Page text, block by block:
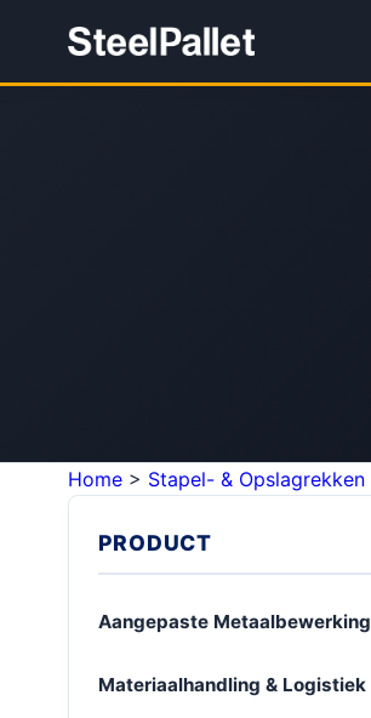
Home > Stapel- & Opslagrekken
PRODUCT
Aangepaste Metaalbewerking
Materiaalhandling & Logistiek